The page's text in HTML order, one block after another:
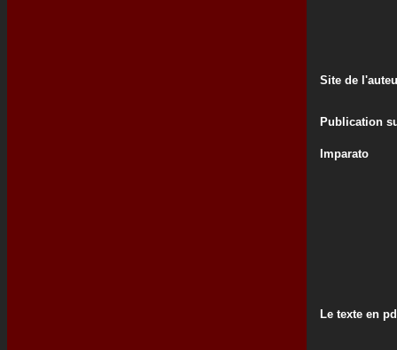
Site de
Publication
Imparato
Le texte en